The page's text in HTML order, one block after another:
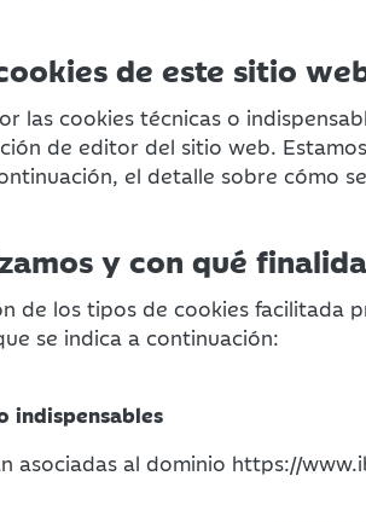
de este sitio
las cookies técnicas o
de editor del sitio web.
el detalle sobre cómo
y con qué
de los tipos de cookies facilitada
se indica a continuación:
indispensables
asociadas al dominio https://